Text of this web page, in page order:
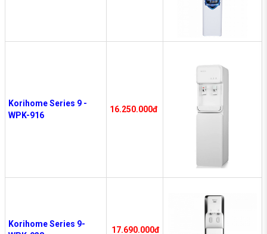
Korihome Series 9 -
WPK-916
16.250.000đ
Korihome Series 9-
17.690.000đ